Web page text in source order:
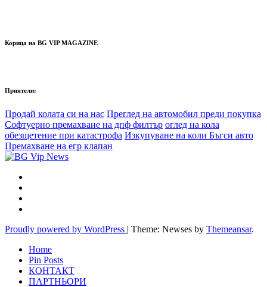
Корица на BG VIP MAGAZINE
Приятели:
Продай колата си на нас Преглед на автомобил преди покупка
Софтуерно премахване на дпф филтър оглед на кола
обезщетение при катастрофа Изкупуване на коли Бъгси авто
Премахване на егр клапан
Proudly powered by WordPress | Theme: Newses by Themeansar.
Home
Pin Posts
КОНТАКТ
ПАРТНЬОРИ